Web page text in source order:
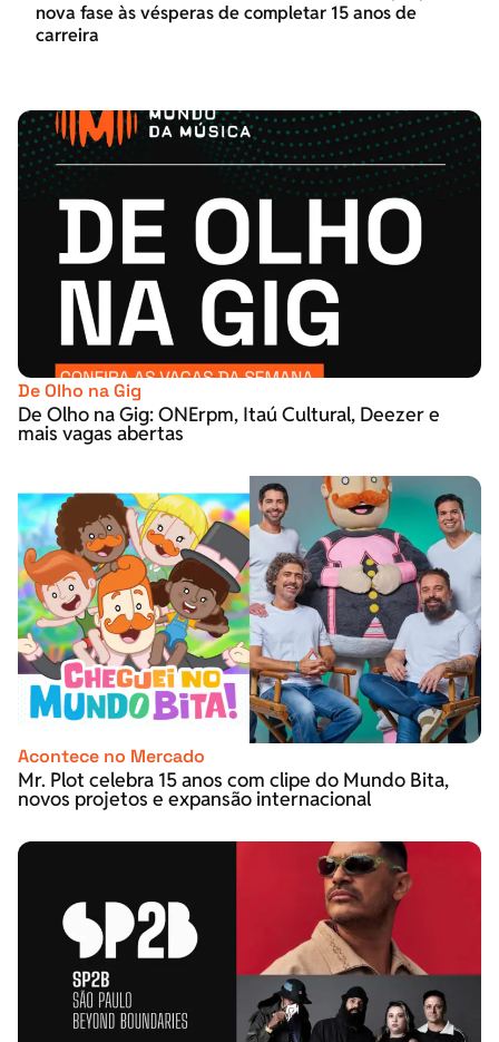
nova fase às vésperas de completar 15 anos de
carreira
De Olho na Gig
De Olho na Gig: ONErpm, Itaú Cultural, Deezer e
mais vagas abertas
Acontece no Mercado
Mr. Plot celebra 15 anos com clipe do Mundo Bita,
novos projetos e expansão internacional